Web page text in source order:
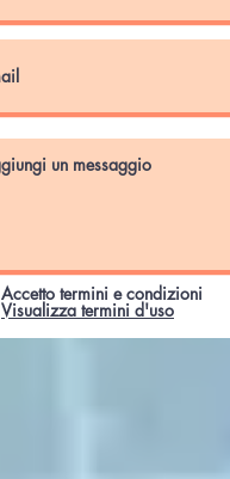
Accetto termini e condizioni
Visualizza termini d'uso